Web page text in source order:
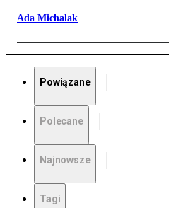
Ada Michalak
Powiązane
Polecane
Najnowsze
Tagi